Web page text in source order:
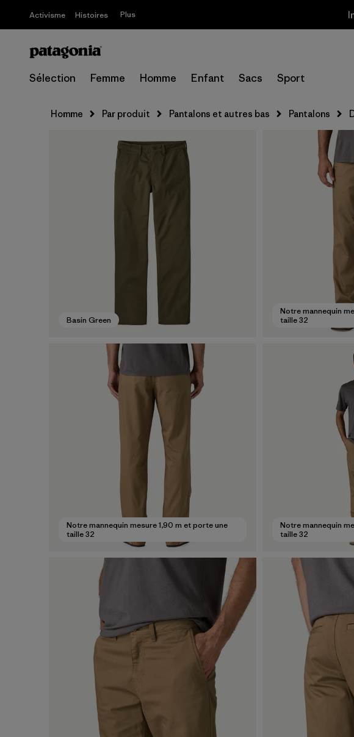
Activisme Histoires Plus
Sélection Femme Homme Enfant Sacs Sport
Homme Par produit Pantalons et autres bas Pantalons
Basin Green
Notre mannequin
taille 32
Notre mannequin mesure 1,90 m et porte une
taille 32
Notre mannequin
taille 32